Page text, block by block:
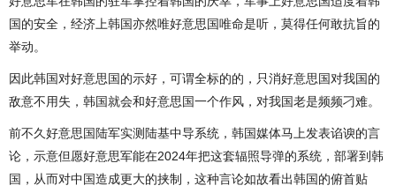
国的安全，经济上韩国亦然唯好意思国唯命是听，莫得任何敢抗旨的
举动。
因此韩国对好意思国的示好，可谓全标的的，只消好意思国对我国的
敌意不用失，韩国就会和好意思国一个作风，对我国老是频频刁难。
前不久好意思国陆军实测陆基中导系统，韩国媒体马上发表谄谀的言
论，示意但愿好意思军能在2024年把这套辐照导弹的系统，部署到韩
国，从而对中国造成更大的挟制，这种言论如故看出韩国的俯首贴